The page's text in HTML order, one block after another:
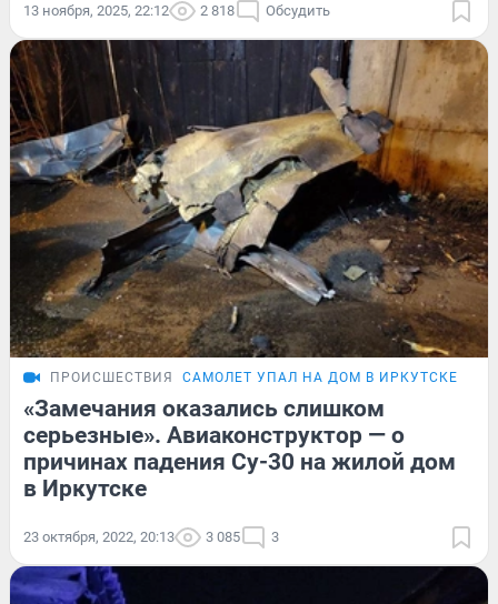
13 ноября, 2025, 22:12 2 818 Обсудить
ПРОИСШЕСТВИЯ САМОЛЕТ УПАЛ НА ДОМ В ИРКУТСКЕ
«Замечания оказались слишком
серьезные». Авиаконструктор — о
причинах падения Су-30 на жилой дом
в Иркутске
23 октября, 2022, 20:13 3 085 3